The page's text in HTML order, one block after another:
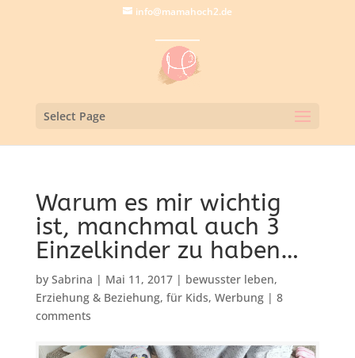
info@mamahoch2.de
Select Page
Warum es mir wichtig
ist, manchmal auch 3
Einzelkinder zu haben…
by Sabrina | Mai 11, 2017| bewusster leben,
Erziehung & Beziehung, für Kids, Werbung| 8
comments